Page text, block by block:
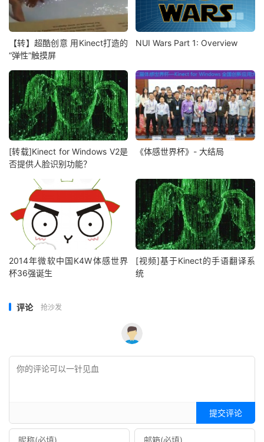
【转】超酷创意 用Kinect打造的
“弹性”触摸屏
NUI Wars Part 1: Overview
[转载]Kinect for Windows V2是
否提供人脸识别功能？
《体感世界杯》- 大结局
2014年微软中国K4W体感世界
杯36强诞生
[视频]基于Kinect的手语翻译系
统
评论 抢沙发
提交评论